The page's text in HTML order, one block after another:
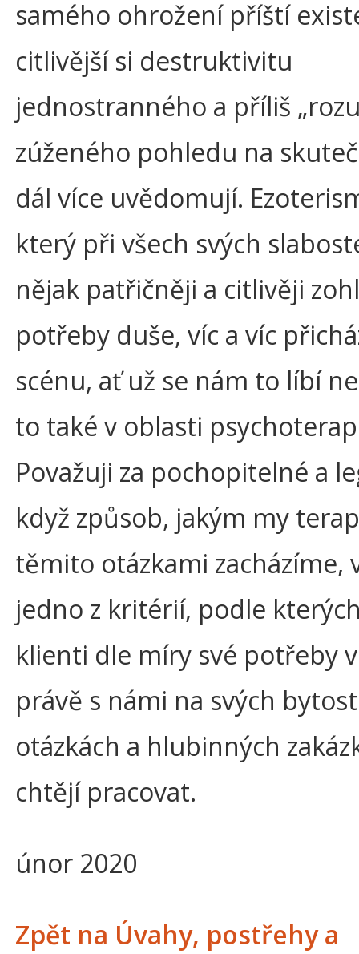
samého ohrožení příští
citlivější si destruktivitu
jednostranného a příliš
zúženého pohledu na
dál více uvědomují.
který při všech svých
nějak patřičněji a citlivěji
potřeby duše, víc a víc
scénu, ať už se nám to líbí
to také v oblasti
Považuji za pochopitelné a
když způsob, jakým my
těmito otázkami zacházíme,
jedno z kritérií, podle
klienti dle míry své potřeby
právě s námi na svých
otázkách a hlubinných
chtějí pracovat.
únor 2020
Zpět na Úvahy, postřehy a